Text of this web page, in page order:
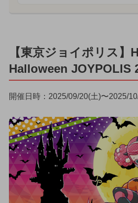
【東京ジョイポリス】
Halloween JOYPOLIS
開催日時：2025/09/20(土)〜2025/